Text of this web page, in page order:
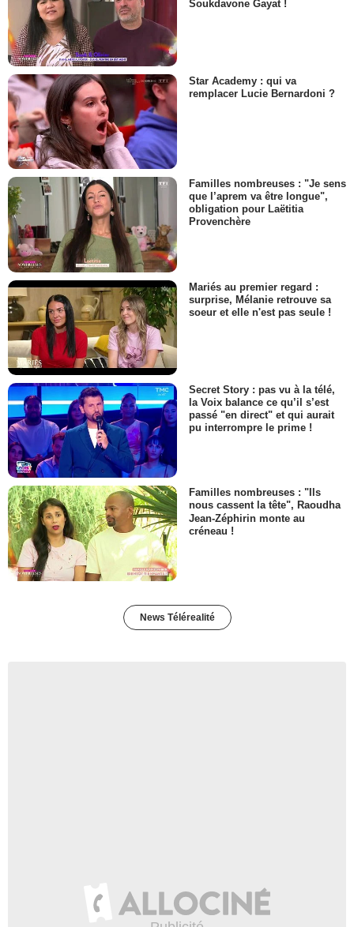
Soukdavone Gayat !
Star Academy : qui va
remplacer Lucie Bernardoni ?
Familles nombreuses : "Je sens
que l’aprem va être longue",
obligation pour Laëtitia
Provenchère
Mariés au premier regard :
surprise, Mélanie retrouve sa
soeur et elle n'est pas seule !
Secret Story : pas vu à la télé,
la Voix balance ce qu’il s’est
passé "en direct" et qui aurait
pu interrompre le prime !
Familles nombreuses : "Ils
nous cassent la tête", Raoudha
Jean-Zéphirin monte au
créneau !
News Télérealité